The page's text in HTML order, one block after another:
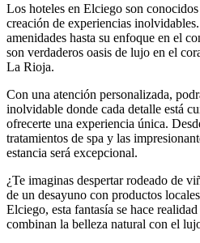
Los hoteles en Elciego son
creación de experiencias
amenidades hasta su enfoque en el
son verdaderos oasis de lujo en el
La Rioja.
Con una atención personalizada,
inolvidable donde cada detalle está
ofrecerte una experiencia única.
tratamientos de spa y las
estancia será excepcional.
¿Te imaginas despertar rodeado de
de un desayuno con productos
Elciego, esta fantasía se hace
combinan la belleza natural con el